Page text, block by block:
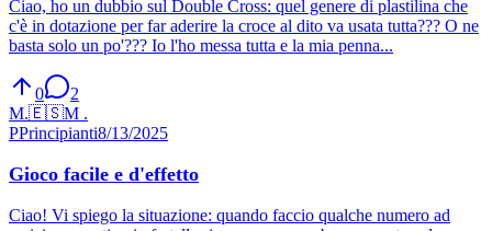
Ciao, ho un dubbio sul Double Cross: quel genere di plastilina che
c'è in dotazione per far aderire la croce al dito va usata tutta??? O ne
basta solo un po'??? Io l'ho messa tutta e la mia penna...
0
2
M.🇪🇸M .
PPrincipianti8/13/2025
Gioco facile e d'effetto
Ciao! Vi spiego la situazione: quando faccio qualche numero ad